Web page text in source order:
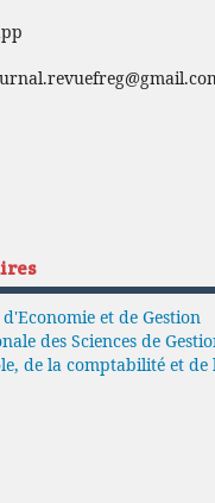
et de Gestion
des Sciences de
de la comptabilité et de